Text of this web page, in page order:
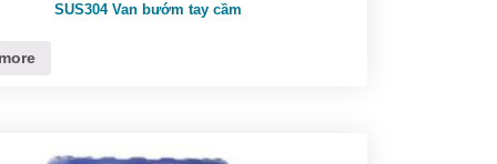
SUS304 Van bướm tay cầm